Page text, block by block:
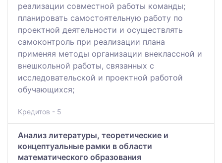
реализации совместной работы команды;
планировать самостоятельную работу по
проектной деятельности и осуществлять
самоконтроль при реализации плана
применяя методы организации внеклассной и
внешкольной работы, связанных с
исследовательской и проектной работой
обучающихся;
Кредитов - 5
Анализ литературы, теоретические и
концептуальные рамки в области
математического образования